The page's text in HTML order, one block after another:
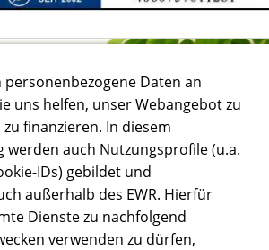
Daten an
uns helfen, unser Webangebot zu
finanzieren. In diesem
werden auch Nutzungsprofile (u.a.
IDs) gebildet und
außerhalb des EWR. Hierfür
Dienste zu nachfolgend
verwenden zu dürfen,